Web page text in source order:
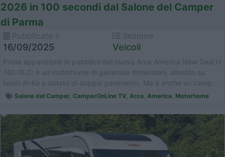
2026 in 100 secondi dal Salone del Camper
di Parma
16/09/2025 Veicoli
Prima apparizione in pubblico del nuovo Arca America New Deal H
740 GLC: è un motorhome di generose dimensioni, allestito su
telaio Al-Ko e dotato di doppio pavimento. Ma è anche un camp...
Salone del Camper, CamperOnLine TV, Arca America Motorhome